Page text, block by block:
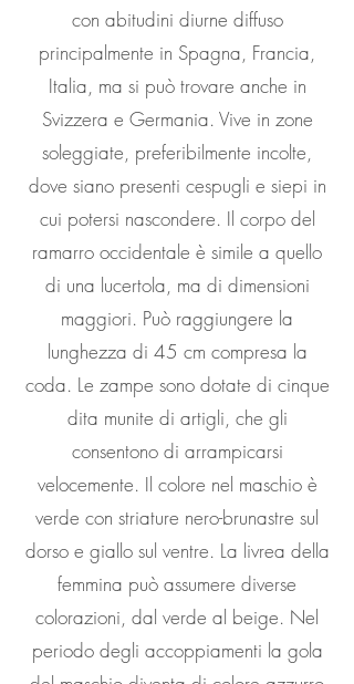
con abitudini diurne diffuso
principalmente in Spagna, Francia,
Italia, ma si può trovare anche in
Svizzera e Germania. Vive in zone
soleggiate, preferibilmente incolte,
dove siano presenti cespugli e siepi in
cui potersi nascondere. Il corpo del
ramarro occidentale è simile a quello
di una lucertola, ma di dimensioni
maggiori. Può raggiungere la
lunghezza di 45 cm compresa la
coda. Le zampe sono dotate di cinque
dita munite di artigli, che gli
consentono di arrampicarsi
velocemente. Il colore nel maschio è
verde con striature nero-brunastre sul
dorso e giallo sul ventre. La livrea della
femmina può assumere diverse
colorazioni, dal verde al beige. Nel
periodo degli accoppiamenti la gola